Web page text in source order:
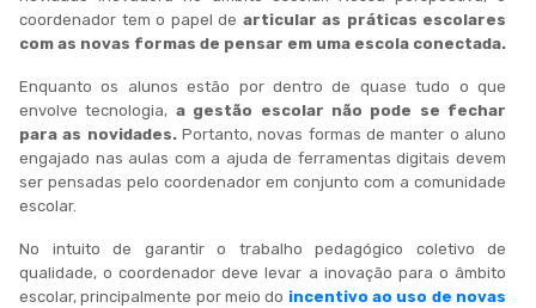
coordenador tem o papel de articular as práticas escolares
com as novas formas de pensar em uma escola conectada.
Enquanto os alunos estão por dentro de quase tudo o que
envolve tecnologia, a gestão escolar não pode se fechar
para as novidades.Portanto, novas formas de manter o aluno
engajado nas aulas com a ajuda de ferramentas digitais devem
ser pensadas pelo coordenador em conjunto com a comunidade
escolar.
No intuito de garantir o trabalho pedagógico coletivo de
qualidade, o coordenador deve levar a inovação para o âmbito
escolar, principalmente por meio do incentivo ao uso de novas